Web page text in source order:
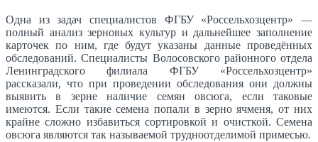
Одна из задач специалистов ФГБУ «Россельхозцентр» —
полный анализ зерновых культур и дальнейшее заполнение
карточек по ним, где будут указаны данные проведённых
обследований. Специалисты Волосовского районного отдела
Ленинградского филиала ФГБУ «Россельхозцентр»
рассказали, что при проведении обследования они должны
выявить в зерне наличие семян овсюга, если таковые
имеются. Если такие семена попали в зерно ячменя, от них
крайне сложно избавиться сортировкой и очисткой. Семена
овсюга являются так называемой трудноотделимой примесью.